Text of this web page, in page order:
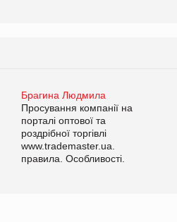
Брагина Людмила
Просування компанії на
порталі оптової та
роздрібної торгівлі
www.trademaster.ua.
правила. Особливості.